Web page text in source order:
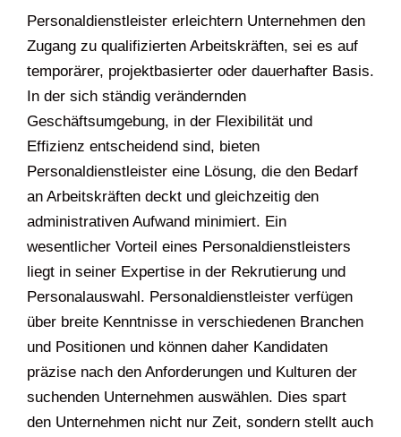
Personaldienstleister erleichtern Unternehmen den
Zugang zu qualifizierten Arbeitskräften, sei es auf
temporärer, projektbasierter oder dauerhafter Basis.
In der sich ständig verändernden
Geschäftsumgebung, in der Flexibilität und
Effizienz entscheidend sind, bieten
Personaldienstleister eine Lösung, die den Bedarf
an Arbeitskräften deckt und gleichzeitig den
administrativen Aufwand minimiert. Ein
wesentlicher Vorteil eines Personaldienstleisters
liegt in seiner Expertise in der Rekrutierung und
Personalauswahl. Personaldienstleister verfügen
über breite Kenntnisse in verschiedenen Branchen
und Positionen und können daher Kandidaten
präzise nach den Anforderungen und Kulturen der
suchenden Unternehmen auswählen. Dies spart
den Unternehmen nicht nur Zeit, sondern stellt auch